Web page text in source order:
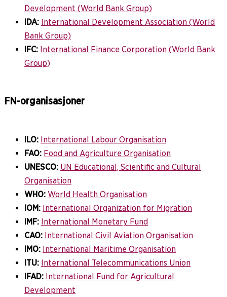
Development (World Bank Group)
IDA: International Development Association (World
Bank Group)
IFC: International Finance Corporation (World Bank
Group)
FN-organisasjoner
ILO: International Labour Organisation
FAO: Food and Agriculture Organisation
UNESCO: UN Educational, Scientific and Cultural
Organisation
WHO: World Health Organisation
IOM: International Organization for Migration
IMF: International Monetary Fund
CAO: International Civil Aviation Organisation
IMO: International Maritime Organisation
ITU: International Telecommunications Union
IFAD: International Fund for Agricultural
Development